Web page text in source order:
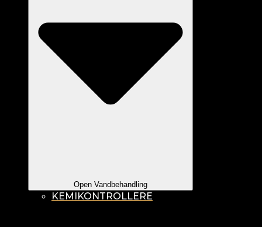
Open Vandbehandling
KEMIKONTROLLERE